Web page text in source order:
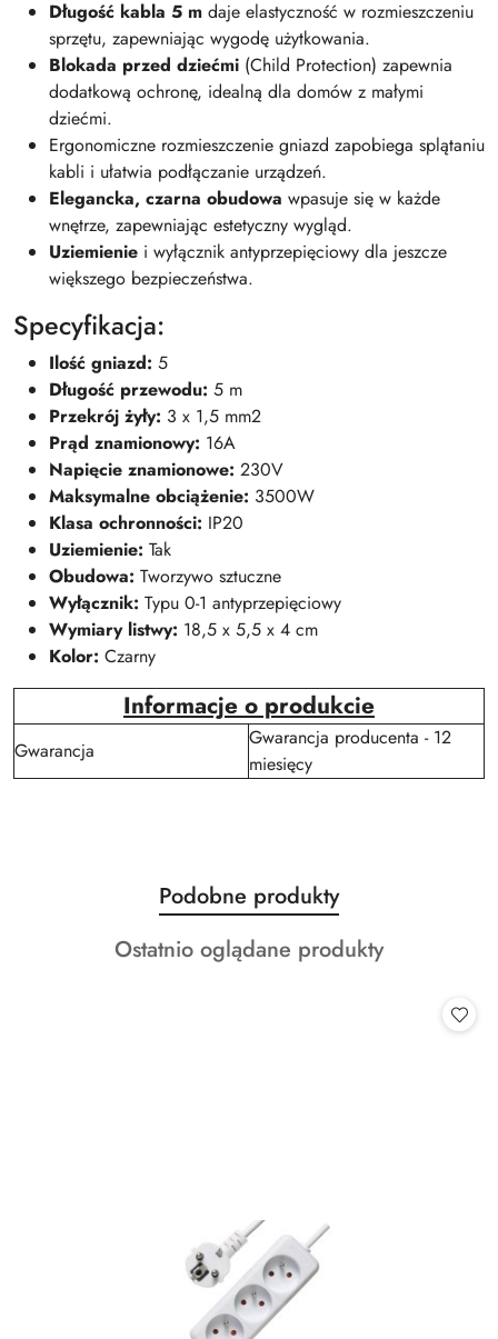
Długość kabla 5 m daje elastyczność w rozmieszczeniu
sprzętu, zapewniając wygodę użytkowania.
Blokada przed dziećmi (Child Protection) zapewnia
dodatkową ochronę, idealną dla domów z małymi
dziećmi.
Ergonomiczne rozmieszczenie gniazd zapobiega splątaniu
kabli i ułatwia podłączanie urządzeń.
Elegancka, czarna obudowa wpasuje się w każde
wnętrze, zapewniając estetyczny wygląd.
Uziemienie i wyłącznik antyprzepięciowy dla jeszcze
większego bezpieczeństwa.
Specyfikacja:
Ilość gniazd: 5
Długość przewodu: 5 m
Przekrój żyły: 3 x 1,5 mm2
Prąd znamionowy: 16A
Napięcie znamionowe: 230V
Maksymalne obciążenie: 3500W
Klasa ochronności: IP20
Uziemienie: Tak
Obudowa: Tworzywo sztuczne
Wyłącznik: Typu 0-1 antyprzepięciowy
Wymiary listwy: 18,5 x 5,5 x 4 cm
Kolor: Czarny
Informacje o produkcie
Gwarancja
Gwarancja producenta - 12
miesięcy
Pomiń karuzelę produktów
Produkty
o
statusie:
Podobne produkty
Produkty
Ostatnio oglądane produkty